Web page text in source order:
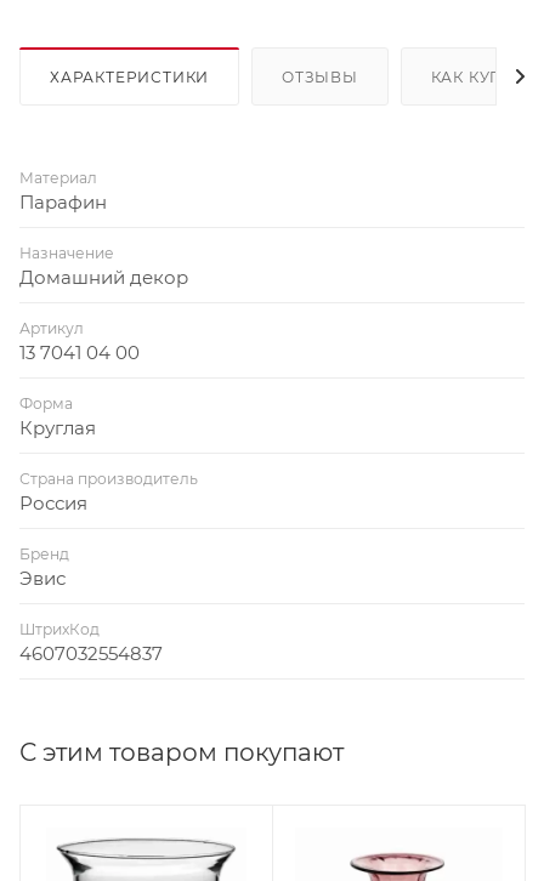
ХАРАКТЕРИСТИКИ ОТЗЫВЫ КАК КУПИТЬ
Материал
Парафин
Назначение
Домашний декор
Артикул
13 7041 04 00
Форма
Круглая
Страна производитель
Россия
Бренд
Эвис
ШтрихКод
4607032554837
С этим товаром покупают